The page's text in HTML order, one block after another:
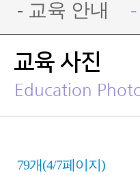
- 교육 안내
교육 사진
Education
79개(4/7페이지)